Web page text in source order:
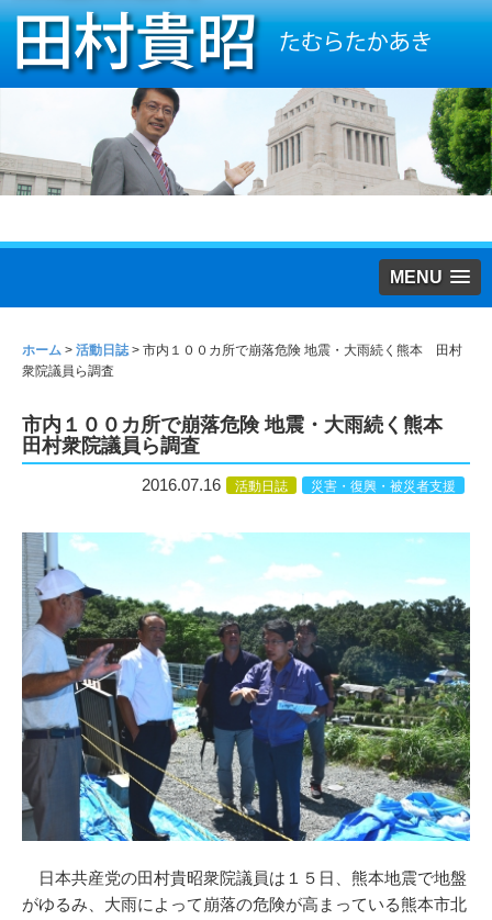
MENU
ホーム > 活動日誌> 市内１００カ所で崩落危険 地震・大雨続く熊本 田村
衆院議員ら調査
市内１００カ所で崩落危険 地震・大雨続く熊本
田村衆院議員ら調査
2016.07.16 活動日誌 災害・復興・被災者支援
日本共産党の田村貴昭衆院議員は１５日、熊本地震で地盤
がゆるみ、大雨によって崩落の危険が高まっている熊本市北